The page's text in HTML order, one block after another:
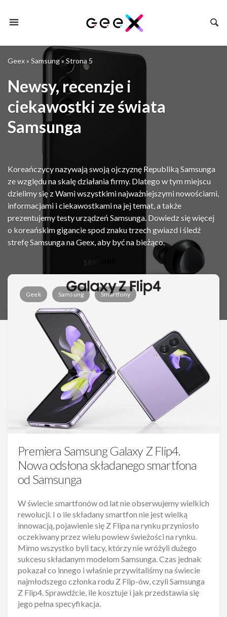
Geex» Samsung» Strona 5
Newsy, recenzje i
ciekawostki ze świata
Samsunga
Koreańczycy nazywają swoją ojczyznę Republiką Samsunga
ze względu na skalę działania firmy. Dlatego w tym miejscu
dzielimy się z Wami wszystkimi najważniejszymi nowościami,
informacjami i ciekawostkami na jej temat, a także
prezentujemy testy urządzeń Samsunga. Dowiedz się więcej
o koreańskim gigancie spod znaku trzech gwiazd i śledź
strefę Samsunga na Geex, aby być na bieżąco.
Geek Samsung Smartfony
Premiera Samsung Galaxy Z Flip4.
Nowa odsłona składanego smartfona
od Samsunga
W świecie smartfonów od lat nie obserwujemy wielkich
rewolucji. I o ile składany smartfon nie jest wielką
innowacją, pojawienie się Z Flipa na rynku przyniosło
oczekiwany przez wielu powiew świeżości na rynku.
Mimo wszystko byli tacy, którzy nie wróżyli dużego
sukcesu składanym modelom Samsunga. Czas jednak
pokazał co innego i właśnie przywitaliśmy na świecie
najmłodszego członka rodu Z Flip-ów, czyli Samsunga
Z Flip4. Sprawdźcie, ile kosztuje i jak przedstawia się
jego pełna specyfikacja.